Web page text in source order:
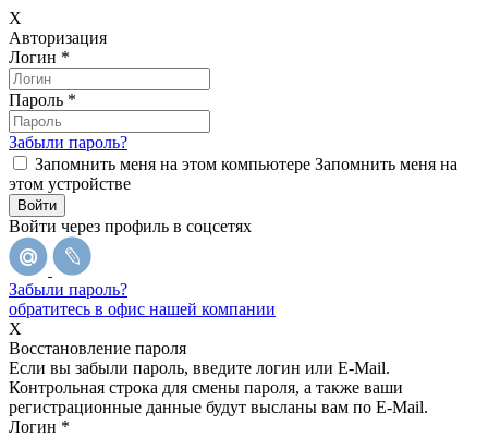
X
Авторизация
Логин *
Пароль *
Забыли пароль?
Запомнить меня на этом компьютере Запомнить меня на
этом устройстве
Войти через профиль в соцсетях
Забыли пароль?
обратитесь в офис нашей компании
X
Восстановление пароля
Если вы забыли пароль, введите логин или E-Mail.
Контрольная строка для смены пароля, а также ваши
регистрационные данные будут высланы вам по E-Mail.
Логин *